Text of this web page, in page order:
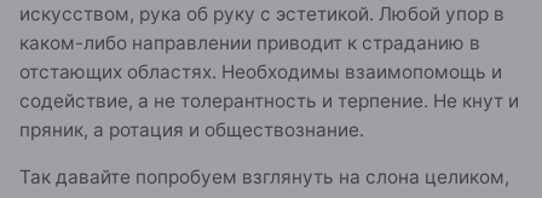
искусством, рука об руку с эстетикой. Любой упор в
каком-либо направлении приводит к страданию в
отстающих областях. Необходимы взаимопомощь и
содействие, а не толерантность и терпение. Не кнут и
пряник, а ротация и обществознание.
Так давайте попробуем взглянуть на слона целиком,